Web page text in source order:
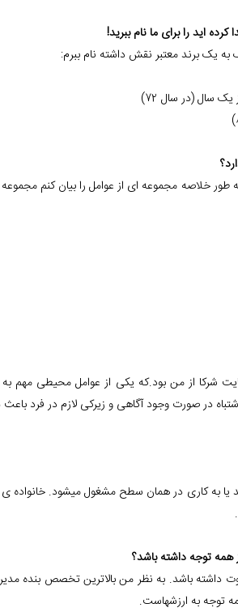
اید را برای ما نام ببرید!
یک برند معتبر نقش داشته نام ببرم:
خلاصه مجموعه ای از عوامل را بیان کنم مجموعه
حمایت شرکا از من بود.که یکی از عوامل محیطی مهم
در صورت وجود آگاهی و زیرکی لازم در فرد
یا به کاری در همان سطح مشغول میشود. خانواده ی
همه توجه داشته باشد؟
داشته باشد. به نظر من بالاترین تخصص بنده
توجه به ارزشهاست.